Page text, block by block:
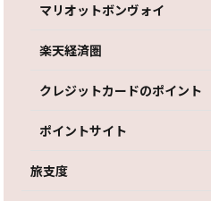
マリオットボンヴォイ
楽天経済圏
クレジットカードのポイント
ポイントサイト
旅支度